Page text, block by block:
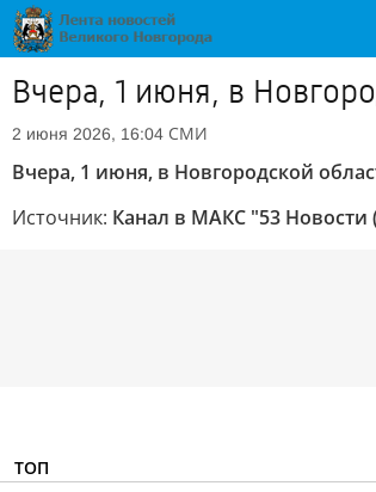
Вчера, 1 июня, в
2 июня 2026, 16:04 СМИ
Вчера, 1 июня, в Новгородской
Источник: Канал в МАКС "53
ТОП